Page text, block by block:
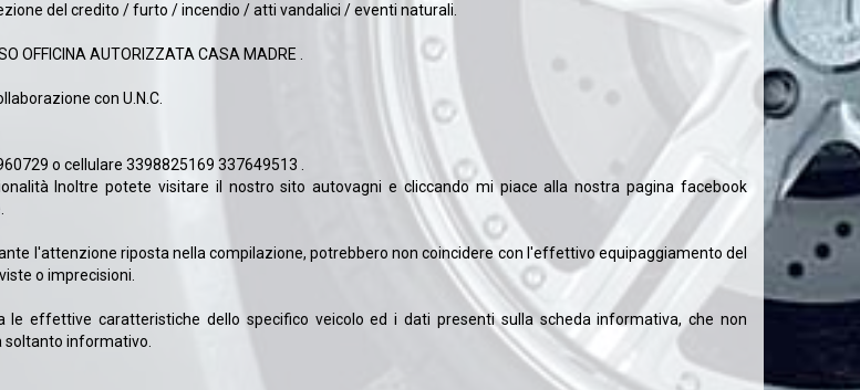
del credito / furto / incendio / atti vandalici / eventi naturali.
OFFICINA AUTORIZZATA CASA MADRE .
con U.N.C.
o cellulare 3398825169 337649513 .
Inoltre potete visitare il nostro sito autovagni e cliccando mi piace alla nostra pagina facebook
l'attenzione riposta nella compilazione, potrebbero non coincidere con l'effettivo equipaggiamento del
o imprecisioni.
le effettive caratteristiche dello specifico veicolo ed i dati presenti sulla scheda informativa, che non
soltanto informativo.